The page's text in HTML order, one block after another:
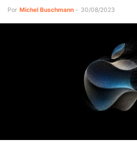
Por Michel Buschmann - 30/08/2023